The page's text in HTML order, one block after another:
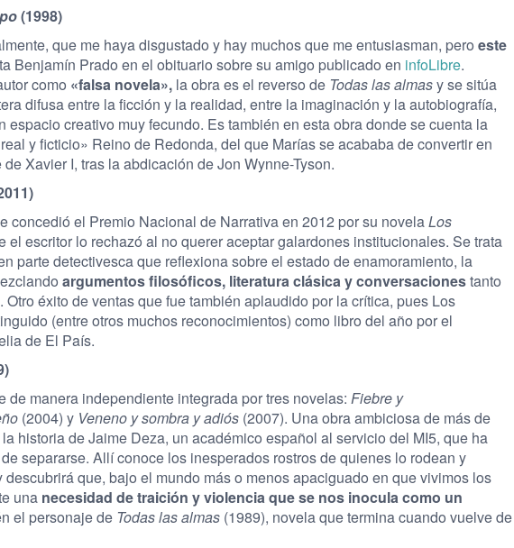
(1998)
que me haya disgustado y hay muchos que me entusiasman, pero este
Benjamín Prado en el obituario sobre su amigo publicado en infoLibre.
como «falsa novela», la obra es el reverso de Todas las almasy se sitúa
difusa entre la ficción y la realidad, entre la imaginación y la autobiografía,
espacio creativo muy fecundo. Es también en esta obra donde se cuenta la
y ficticio» Reino de Redonda, del que Marías se acababa de convertir en
Xavier I, tras la abdicación de Jon Wynne-Tyson.
concedió el Premio Nacional de Narrativa en 2012 por su novelaLos
el escritor lo rechazó al no querer aceptar galardones institucionales. Se trata
parte detectivesca que reflexiona sobre el estado de enamoramiento, la
argumentos filosóficos, literatura clásica y conversacionestanto
éxito de ventas que fue también aplaudido por la crítica, pues Los
(entre otros muchos reconocimientos) como libro del año por el
de El País.
de manera independiente integrada por tres novelas: Fiebre y
(2004) y Veneno y sombra y adiós (2007). Una obra ambiciosa de más de
historia de Jaime Deza, un académico español al servicio del MI5, que ha
separarse. Allí conoce los inesperados rostros de quienes lo rodean y
que, bajo el mundo más o menos apaciguado en que vivimos los
una necesidad de traición y violencia que se nos inocula como un
el personaje de Todas las almas (1989), novela que termina cuando vuelve de